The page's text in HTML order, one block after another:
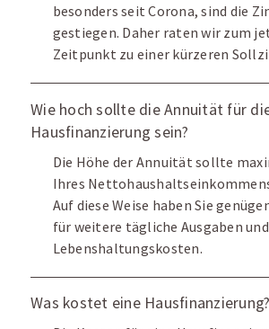
besonders seit Corona, sind die
gestiegen. Daher raten wir zum
Zeitpunkt zu einer kürzeren
Wie hoch sollte die Annuität für
Hausfinanzierung sein?
Die Höhe der Annuität sollte
Ihres
Auf diese Weise haben Sie
für weitere tägliche Ausgaben und
Lebenshaltungskosten.
Was kostet eine Hausfinanzierung?